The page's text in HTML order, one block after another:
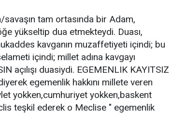
savaşın tam ortasında bir Adam,
yükseltip dua etmekteydi. Duası,
kavganın muzaffetiyeti içindi; bu
içindi; millet adına kavgayı
açılışı duasiydi. EGEMENLIK KAYITSIZ
egemenlik hakkını millete veren
yokken,cumhuriyet yokken,baskent
teşkil ederek o Meclise " egemenlik